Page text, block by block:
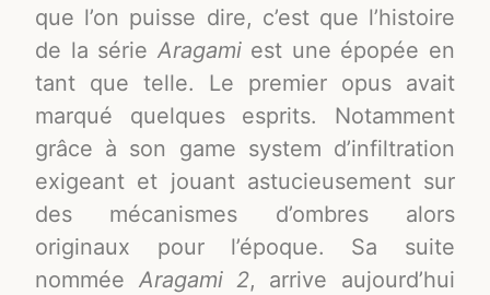
que l’on puisse dire, c’est que l’histoire
de la série Aragami est une épopée en
tant que telle. Le premier opus avait
marqué quelques esprits. Notamment
grâce à son game system d’infiltration
exigeant et jouant astucieusement sur
des mécanismes d’ombres alors
originaux pour l’époque. Sa suite
nommée Aragami 2, arrive aujourd’hui